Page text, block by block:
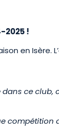
2025 !
en
ce